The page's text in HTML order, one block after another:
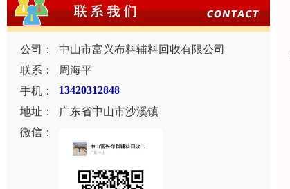
公司：
中山市富兴布料辅料回收有限公司
联系：
周海平
手机：
13420312848
地址：
广东省中山市沙溪镇
微信：